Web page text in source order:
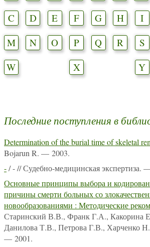
C
D E F G H I
M
N O P Q R S
W
X Y
Последние поступления в
Determination of the burial time of skeletal
Bojarun R. — 2003.
-/ - // Судебно-медицинская
Основные принципы выбора и
причины смерти больных со
новообразованиями : Методические
Старинский В.В., Франк Г.А., Какорина
Данилова Т.В., Петрова Г.В., Харченко
— 2001.